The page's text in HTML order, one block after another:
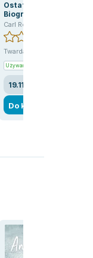
Ostatnie dni Sylvii
Biografia
Carl Rollyson
Twarda
Używana
19.11 zł
Do koszyka